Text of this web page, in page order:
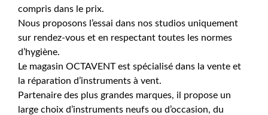
compris dans le prix.
Nous proposons l’essai dans nos studios uniquement
sur rendez-vous et en respectant toutes les normes
d’hygiène.
Le magasin OCTAVENT est spécialisé dans la vente et
la réparation d’instruments à vent.
Partenaire des plus grandes marques, il propose un
large choix d’instruments neufs ou d’occasion, du